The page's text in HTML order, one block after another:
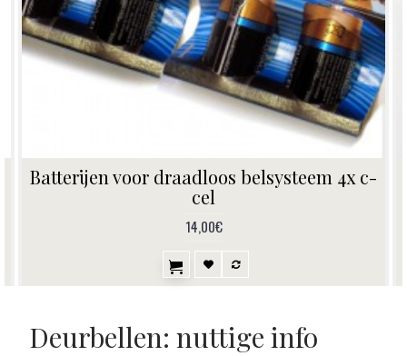
Minitube lijm voor bevestiging deurbel
2,50€
Deurbellen: nuttige info